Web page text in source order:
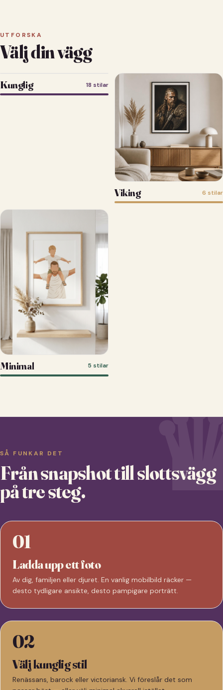
UTFORSKA
Välj din vägg
Kunglig 18 stilar
Viking 6 stilar
Minimal 5 stilar
SÅ FUNKAR DET
Från snapshot till slottsvägg
på tre steg.
01
Ladda upp ett foto
Av dig, familjen eller djuret. En vanlig mobilbild räcker —
desto tydligare ansikte, desto pampigare porträtt.
02
Välj kunglig stil
Renässans, barock eller victoriansk. Vi föreslår det som